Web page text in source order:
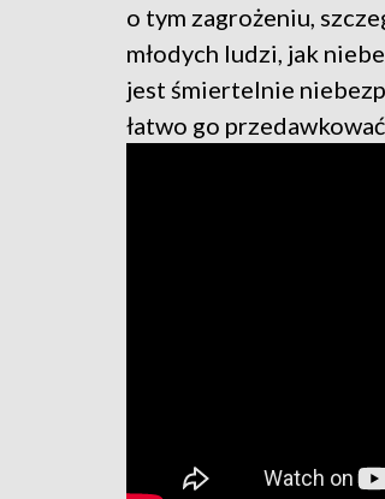
o tym zagrożeniu,
młodych ludzi, jak
jest śmiertelnie
łatwo go przedawkować.